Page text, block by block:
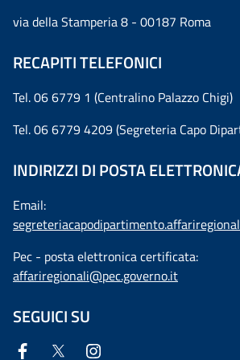
via della Stamperia 8 - 00187 Roma
RECAPITI TELEFONICI
Tel. 06 6779 1 (Centralino Palazzo Chigi)
Tel. 06 6779 4209 (Segreteria Capo
INDIRIZZI DI POSTA
Email:
Pec - posta elettronica certificata:
affariregionali@pec.governo.it
SEGUICI SU